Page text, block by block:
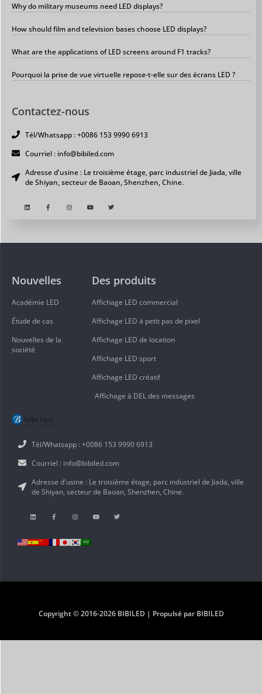
Why do military museums need LED displays?
How should film and television bases choose LED displays?
What are the applications of LED screens around F1 tracks?
Pourquoi la prise de vue virtuelle repose-t-elle sur des écrans LED ?
Contactez-nous
Tél/Whatsapp : +0086 153 9990 6913
Courriel : info@bibiled.com
Adresse d'usine : Le troisième étage, parc industriel de Jiada, ville
de Shiyan, secteur de Baoan, Shenzhen, Chine.
Tél/Whatsapp : +0086 153 9990 6913
Courriel : info@bibiled.com
Adresse d'usine : Le troisième étage, parc industriel de Jiada, ville
de Shiyan, secteur de Baoan, Shenzhen, Chine.
Des produits
Affichage LED commercial
Affichage LED à petit pas de pixel
Affichage LED de location
Affichage LED sport
Affichage LED créatif
Affichage à DEL des messages
Nouvelles
Académie LED
Étude de cas
Nouvelles de la
société
Copyright © 2016-2026 BIBILED | Propulsé par BIBILED